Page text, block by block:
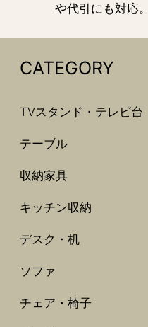
や代引にも対応。
CATEGORY
TVスタンド・テレビ台
テーブル
収納家具
キッチン収納
デスク・机
ソファ
チェア・椅子